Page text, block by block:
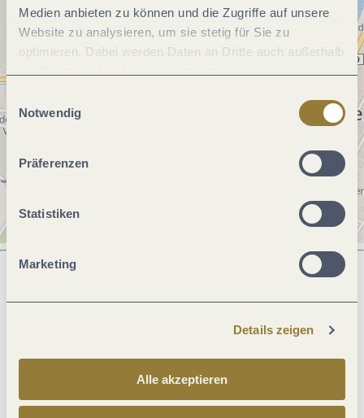
Medien anbieten zu können und die Zugriffe auf unsere
Website zu analysieren, um sie stetig für Sie zu
optimieren. Dabei werden Daten an Dritte auch außerhalb
jederzeit widerrufen werden. Mit der Auswahl "Alle
ablehnen" kann es zu Beeinträchtigungen in der Nutzung
Notwendig
Präferenzen
Statistiken
Marketing
Details zeigen
Alle akzeptieren
Was möchtest du als nächstes tun?